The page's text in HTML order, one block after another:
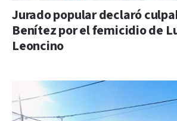
Jurado popular declaró
Benítez por el femicidio de
Leoncino